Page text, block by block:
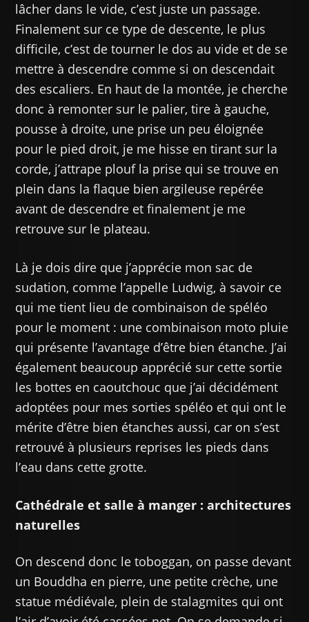
lâcher dans le vide, c’est juste un passage.
Finalement sur ce type de descente, le plus
difficile, c’est de tourner le dos au vide et de se
mettre à descendre comme si on descendait
des escaliers. En haut de la montée, je cherche
donc à remonter sur le palier, tire à gauche,
pousse à droite, une prise un peu éloignée
pour le pied droit, je me hisse en tirant sur la
corde, j’attrape plouf la prise qui se trouve en
plein dans la flaque bien argileuse repérée
avant de descendre et finalement je me
retrouve sur le plateau.
Là je dois dire que j’apprécie mon sac de
sudation, comme l’appelle Ludwig, à savoir ce
qui me tient lieu de combinaison de spéléo
pour le moment : une combinaison moto pluie
qui présente l’avantage d’être bien étanche. J’ai
également beaucoup apprécié sur cette sortie
les bottes en caoutchouc que j’ai décidément
adoptées pour mes sorties spéléo et qui ont le
mérite d’être bien étanches aussi, car on s’est
retrouvé à plusieurs reprises les pieds dans
l’eau dans cette grotte.
Cathédrale et salle à manger : architectures
naturelles
On descend donc le toboggan, on passe devant
un Bouddha en pierre, une petite crèche, une
statue médiévale, plein de stalagmites qui ont